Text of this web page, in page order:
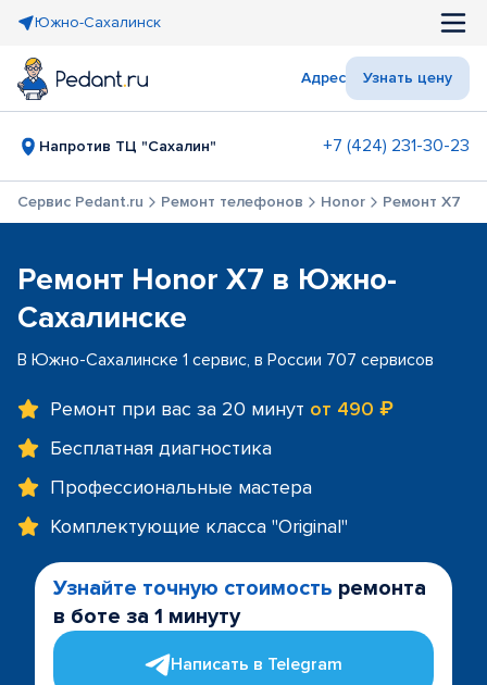
Южно-Сахалинск
Адрес Узнать цену
Напротив ТЦ "Сахалин" +7 (424) 231-30-23
Сервис Pedant.ru Ремонт телефонов Honor Ремонт X7
Ремонт Honor X7 в Южно-
Сахалинске
В Южно-Сахалинске 1 сервис, в России 707 сервисов
Ремонт при вас за 20 минут от 490 ₽
Бесплатная диагностика
Профессиональные мастера
Комплектующие класса "Original"
Узнайте точную стоимость ремонта
в боте за 1 минуту
Написать в Telegram